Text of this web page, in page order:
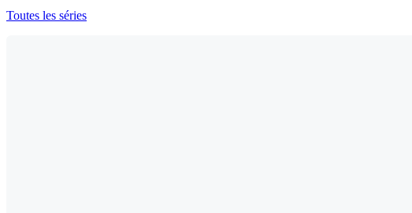
Toutes les séries